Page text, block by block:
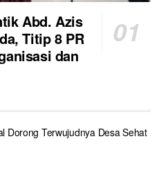
Abd. Azis
Titip 8 PR
dan
Dorong Terwujudnya Desa Sehat